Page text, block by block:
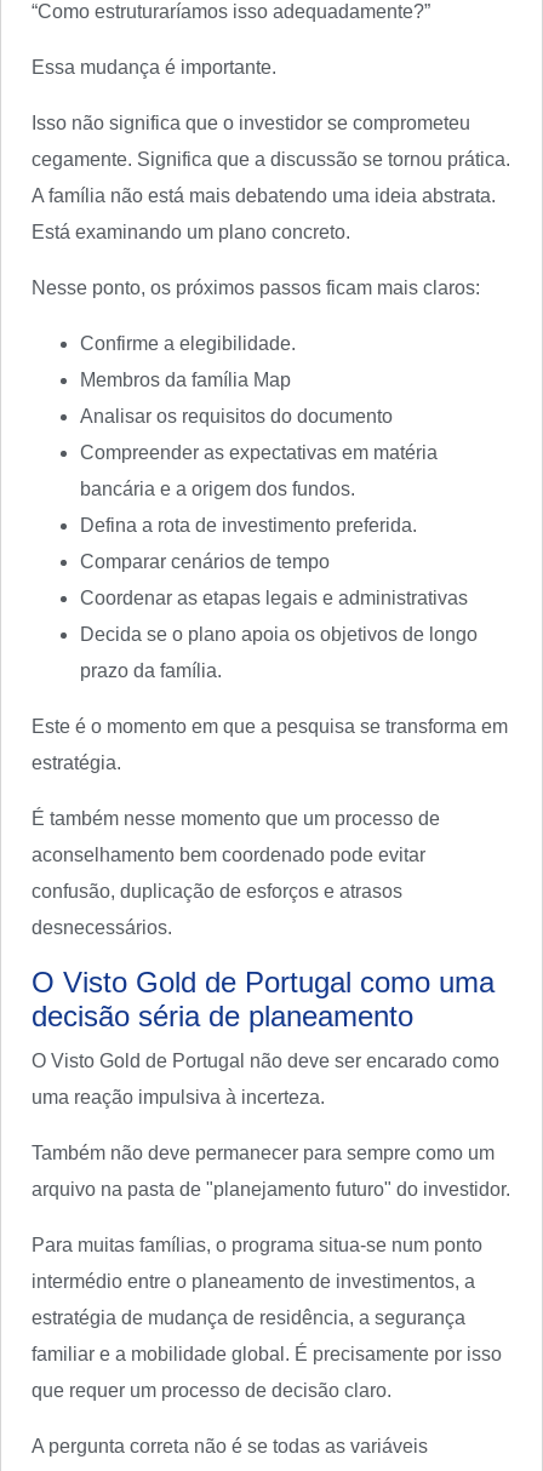
“Como estruturaríamos isso adequadamente?”
Essa mudança é importante.
Isso não significa que o investidor se comprometeu
cegamente. Significa que a discussão se tornou prática.
A família não está mais debatendo uma ideia abstrata.
Está examinando um plano concreto.
Nesse ponto, os próximos passos ficam mais claros:
Confirme a elegibilidade.
Membros da família Map
Analisar os requisitos do documento
Compreender as expectativas em matéria
bancária e a origem dos fundos.
Defina a rota de investimento preferida.
Comparar cenários de tempo
Coordenar as etapas legais e administrativas
Decida se o plano apoia os objetivos de longo
prazo da família.
Este é o momento em que a pesquisa se transforma em
estratégia.
É também nesse momento que um processo de
aconselhamento bem coordenado pode evitar
confusão, duplicação de esforços e atrasos
desnecessários.
O Visto Gold de Portugal como uma
decisão séria de planeamento
O Visto Gold de Portugal não deve ser encarado como
uma reação impulsiva à incerteza.
Também não deve permanecer para sempre como um
arquivo na pasta de "planejamento futuro" do investidor.
Para muitas famílias, o programa situa-se num ponto
intermédio entre o planeamento de investimentos, a
estratégia de mudança de residência, a segurança
familiar e a mobilidade global. É precisamente por isso
que requer um processo de decisão claro.
A pergunta correta não é se todas as variáveis